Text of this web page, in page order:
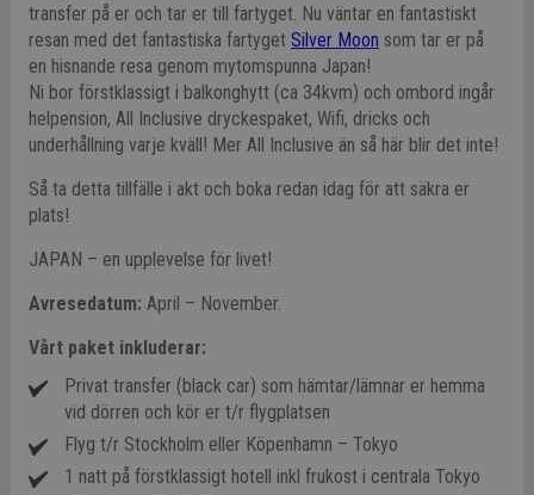
transfer på er och tar er till fartyget. Nu väntar en fantastiskt
resan med det fantastiska fartyget Silver Moon som tar er på
en hisnande resa genom mytomspunna Japan!
Ni bor förstklassigt i balkonghytt (ca 34kvm) och ombord ingår
helpension, All Inclusive dryckespaket, Wifi, dricks och
underhållning varje kväll! Mer All Inclusive än så här blir det inte!
Så ta detta tillfälle i akt och boka redan idag för att säkra er
plats!
JAPAN – en upplevelse för livet!
Avresedatum: April – November.
Vårt paket inkluderar:
Privat transfer (black car) som hämtar/lämnar er hemma
vid dörren och kör er t/r flygplatsen
Flyg t/r Stockholm eller Köpenhamn – Tokyo
1 natt på förstklassigt hotell inkl frukost i centrala Tokyo